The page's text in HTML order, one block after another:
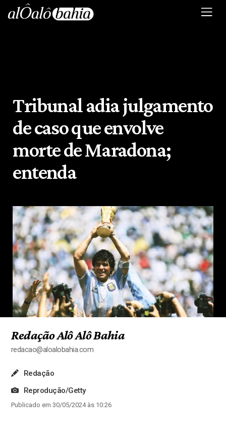
Tribunal adia julgamento
de caso que envolve
morte de Maradona;
entenda
Redação Alô Alô Bahia
redacao@aloalobahia.com
Redação
Reprodução/Getty
Publicado em 30/05/2024 às 10:26